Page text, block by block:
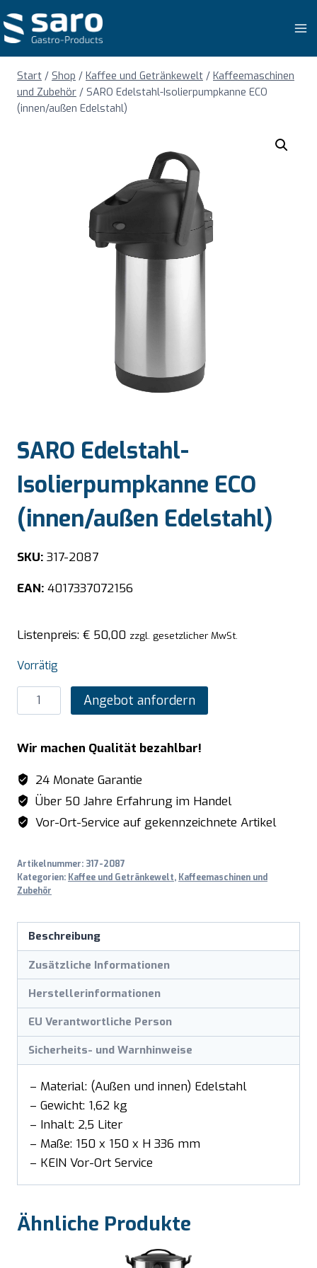
Inhalt
springen
Start / Shop / Kaffee und Getränkewelt / Kaffeemaschinen
und Zubehör / SARO Edelstahl-Isolierpumpkanne ECO
(innen/außen Edelstahl)
SARO Edelstahl-
Isolierpumpkanne ECO
(innen/außen Edelstahl)
SKU: 317-2087
EAN: 4017337072156
Listenpreis: € 50,00 zzgl. gesetzlicher MwSt.
Vorrätig
SARO
Edelstahl-
ECO
(innen/außen
Edelstahl)
Menge
Angebot anfordern
Wir machen Qualität bezahlbar!
24 Monate Garantie
Über 50 Jahre Erfahrung im Handel
Vor-Ort-Service auf gekennzeichnete Artikel
Artikelnummer: 317-2087
Kategorien: Kaffee und Getränkewelt, Kaffeemaschinen und
Zubehör
Beschreibung
Zusätzliche Informationen
Herstellerinformationen
EU Verantwortliche Person
Sicherheits- und Warnhinweise
– Material: (Außen und innen) Edelstahl
– Gewicht: 1,62 kg
– Inhalt: 2,5 Liter
– Maße: 150 x 150 x H 336 mm
– KEIN Vor-Ort Service
Ähnliche Produkte